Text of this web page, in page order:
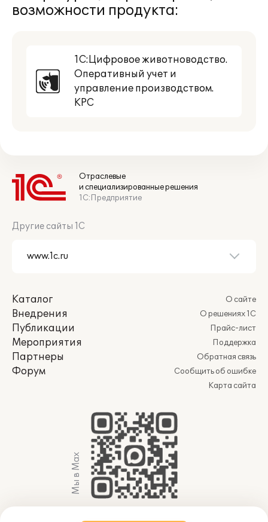
возможности продукта:
1С:Цифровое животноводство.
Оперативный учет и
управление производством.
КРС
Отраслевые
и специализированные решения
1С:Предприятие
Другие сайты 1С
Каталог
Внедрения
Публикации
Мероприятия
Партнеры
Форум
О сайте
О решениях 1С
Прайс-лист
Поддержка
Обратная связь
Сообщить об ошибке
Карта сайта
Мы в Max